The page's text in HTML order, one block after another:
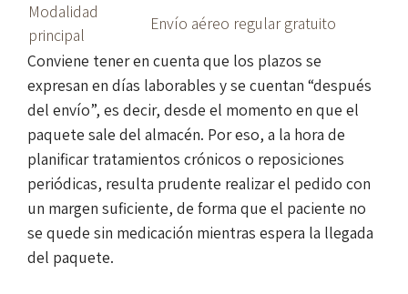
Modalidad
principal
Envío aéreo regular gratuito
Conviene tener en cuenta que los plazos se
expresan en días laborables y se cuentan “después
del envío”, es decir, desde el momento en que el
paquete sale del almacén. Por eso, a la hora de
planificar tratamientos crónicos o reposiciones
periódicas, resulta prudente realizar el pedido con
un margen suficiente, de forma que el paciente no
se quede sin medicación mientras espera la llegada
del paquete.